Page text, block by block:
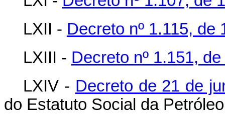
LXII - Decreto nº 1.115, de
LXIII - Decreto nº 1.151,
LXIV - Decreto de 21 de
do Estatuto Social da